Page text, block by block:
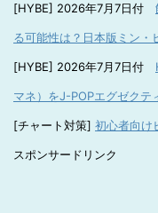
[HYBE] 2026年7月7日付
る可能性は？日本版ミン・
[HYBE] 2026年7月7日付
マネ）をJ-POPエグゼクテ
[チャート対策] 初心者向け
スポンサードリンク